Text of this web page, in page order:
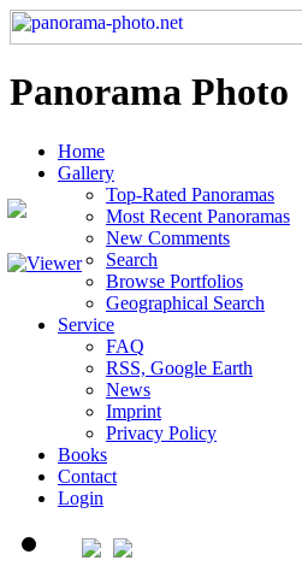
Panorama Photo
Home
Gallery
Top-Rated Panoramas
Most Recent Panoramas
New Comments
Search
Browse Portfolios
Geographical Search
Service
FAQ
RSS, Google Earth
News
Imprint
Privacy Policy
Books
Contact
Login